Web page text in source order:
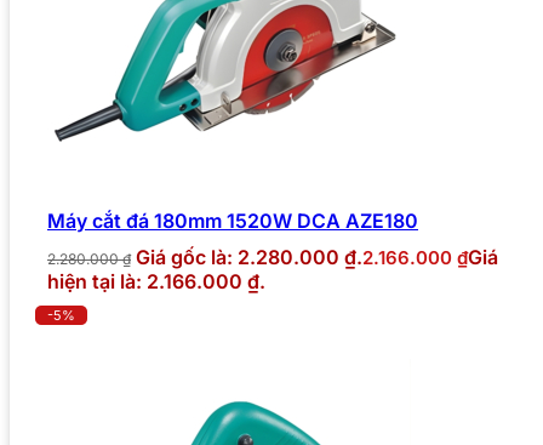
Máy cắt đá 180mm 1520W DCA AZE180
2.280.000₫ Giá gốc là: 2.280.000 ₫.2.166.000 ₫Giá
hiện tại là: 2.166.000 ₫.
-5%